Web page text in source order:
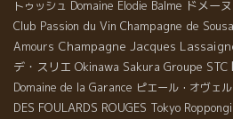
トゥッシュ Domaine Elodie Balme ドメー
Club Passion du Vin Champagne de Sousa
Amours Champagne Jacques
デ・スリエ Okinawa Sakura Groupe STC
Domaine de la Garance ピエール・オヴェ
DES FOULARDS ROUGES Tokyo Roppongi